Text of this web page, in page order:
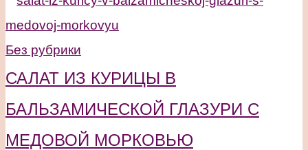
Без рубрики
САЛАТ ИЗ КУРИЦЫ В
БАЛЬЗАМИЧЕСКОЙ ГЛАЗУРИ С
МЕДОВОЙ МОРКОВЬЮ